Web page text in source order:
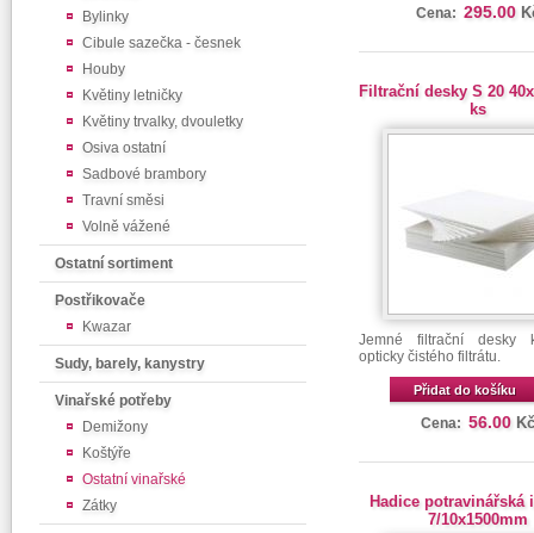
Bylinky
Cibule sazečka - česnek
Houby
Květiny letničky
Květiny trvalky, dvouletky
Osiva ostatní
Sadbové brambory
Travní směsi
Volně vážené
Ostatní sortiment
Postřikovače
Kwazar
Sudy, barely, kanystry
Vinařské potřeby
Demižony
Koštýře
Ostatní vinařské
Zátky
Cena: 295.00
Filtrační desky S 20
ks
Jemné filtrační desky
opticky čistého filtrátu.
Přidat do košíku
Cena: 56.00 Kč
Hadice potravinářská
7/10x1500mm